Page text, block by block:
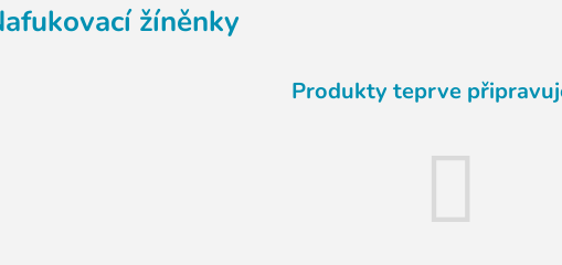
žíněnky
Produkty teprve